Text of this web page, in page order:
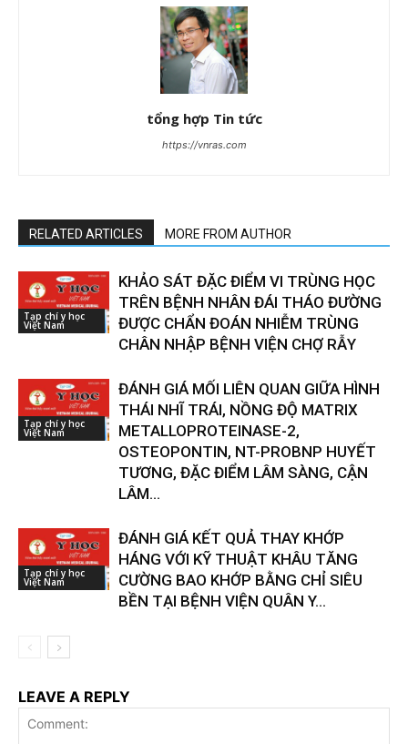
tổng hợp Tin tức
https://vnras.com
RELATED ARTICLES MORE FROM AUTHOR
Tạp chí y học
Việt Nam
KHẢO SÁT ĐẶC ĐIỂM VI TRÙNG HỌC
TRÊN BỆNH NHÂN ĐÁI THÁO ĐƯỜNG
ĐƯỢC CHẨN ĐOÁN NHIỄM TRÙNG
CHÂN NHẬP BỆNH VIỆN CHỢ RẪY
Tạp chí y học
Việt Nam
ĐÁNH GIÁ MỐI LIÊN QUAN GIỮA HÌNH
THÁI NHĨ TRÁI, NỒNG ĐỘ MATRIX
METALLOPROTEINASE-2,
OSTEOPONTIN, NT-PROBNP HUYẾT
TƯƠNG, ĐẶC ĐIỂM LÂM SÀNG, CẬN
LÂM...
Tạp chí y học
Việt Nam
ĐÁNH GIÁ KẾT QUẢ THAY KHỚP
HÁNG VỚI KỸ THUẬT KHÂU TĂNG
CƯỜNG BAO KHỚP BẰNG CHỈ SIÊU
BỀN TẠI BỆNH VIỆN QUÂN Y...
LEAVE A REPLY